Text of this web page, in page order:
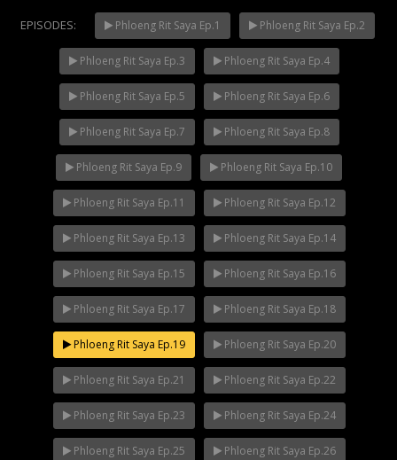
NOW PLAYING Mani Nakha Ep.14
EPISODES: Phloeng Rit Saya Ep.1 Phloeng Rit Saya Ep.2
Phloeng Rit Saya Ep.3 Phloeng Rit Saya Ep.4
Phloeng Rit Saya Ep.5 Phloeng Rit Saya Ep.6
Phloeng Rit Saya Ep.7 Phloeng Rit Saya Ep.8
Phloeng Rit Saya Ep.9 Phloeng Rit Saya Ep.10
Phloeng Rit Saya Ep.11 Phloeng Rit Saya Ep.12
Phloeng Rit Saya Ep.13 Phloeng Rit Saya Ep.14
Phloeng Rit Saya Ep.15 Phloeng Rit Saya Ep.16
Phloeng Rit Saya Ep.17 Phloeng Rit Saya Ep.18
Phloeng Rit Saya Ep.19 Phloeng Rit Saya Ep.20
Phloeng Rit Saya Ep.21 Phloeng Rit Saya Ep.22
Phloeng Rit Saya Ep.23 Phloeng Rit Saya Ep.24
Phloeng Rit Saya Ep.25 Phloeng Rit Saya Ep.26